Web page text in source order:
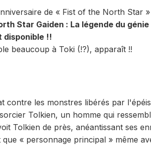
de « Fist of the North Star »
Star Gaiden : La légende du
disponible !!
beaucoup à Toki (!?), apparaît !!
contre les monstres libérés par
Tolkien, un homme qui
Tolkien de près, anéantissant ses
« personnage principal » même